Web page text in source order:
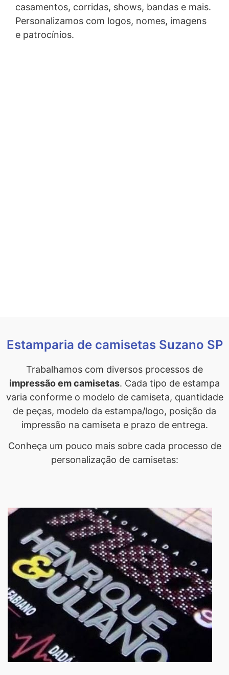
casamentos, corridas, shows, bandas e mais.
Personalizamos com logos, nomes, imagens
e patrocínios.
Estamparia de camisetas Suzano SP
Trabalhamos com diversos processos de
impressão em camisetas. Cada tipo de estampa
varia conforme o modelo de camiseta, quantidade
de peças, modelo da estampa/logo, posição da
impressão na camiseta e prazo de entrega.
Conheça um pouco mais sobre cada processo de
personalização de camisetas: